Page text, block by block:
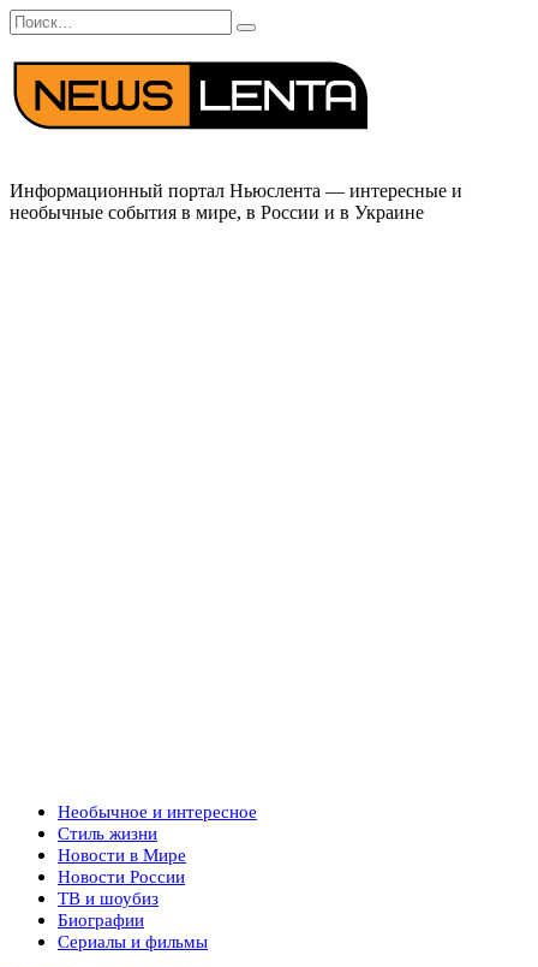
Перейти
к
содержанию
Search
for:
Информационный портал Ньюслента — интересные и
необычные события в мире, в России и в Украине
Необычное и интересное
Стиль жизни
Новости в Мире
Новости России
ТВ и шоубиз
Биографии
Сериалы и фильмы